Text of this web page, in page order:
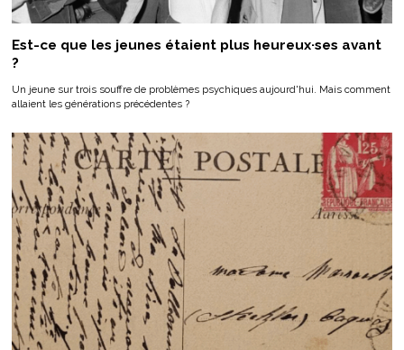
Est-ce que les jeunes étaient plus heureux·ses avant
?
Un jeune sur trois souffre de problèmes psychiques aujourd'hui. Mais comment
allaient les générations précédentes ?